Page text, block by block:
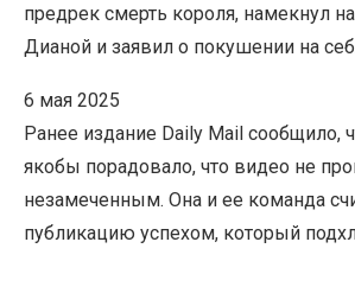
предрек смерть короля, намекнул
Дианой и заявил о покушении на
6 мая 2025
Ранее издание Daily Mail сообщило,
якобы порадовало, что видео не
незамеченным. Она и ее команда
публикацию успехом, который